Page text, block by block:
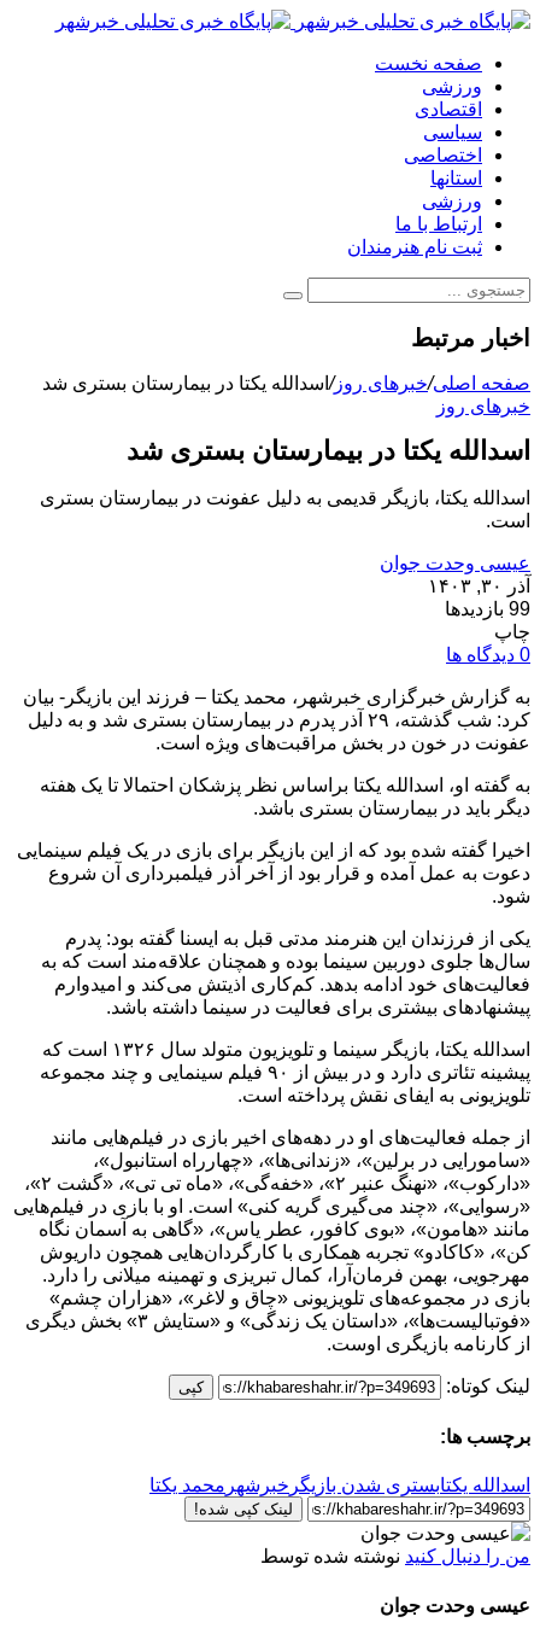
صفحه نخست
ورزشی
اقتصادی
سیاسی
اختصاصی
استانها
ورزشی
ارتباط با ما
ثبت نام هنرمندان
اخبار مرتبط
صفحه اصلی/خبرهای روز/اسدالله یکتا در بیمارستان بستری شد
خبرهای روز
اسدالله یکتا در بیمارستان بستری شد
اسدالله یکتا، بازیگر قدیمی به دلیل عفونت در بیمارستان بستری
است.
عیسی وحدت جوان
آذر ۳۰, ۱۴۰۳
99 بازدیدها
چاپ
0 دیدگاه ها
به گزارش خبرگزاری خبرشهر، محمد یکتا – فرزند این بازیگر- بیان
کرد: شب گذشته، ۲۹ آذر پدرم در بیمارستان بستری شد و به دلیل
عفونت در خون در بخش مراقبت‌های ویژه است.
به گفته او، اسدالله یکتا براساس نظر پزشکان احتمالا تا یک هفته
دیگر باید در بیمارستان بستری باشد.
اخیرا گفته شده بود که از این بازیگر برای بازی در یک فیلم سینمایی
دعوت به عمل آمده و قرار بود از آخر آذر فیلمبرداری آن شروع
شود.
یکی از فرزندان این هنرمند مدتی قبل به ایسنا گفته بود: پدرم
سال‌ها جلوی دوربین سینما بوده و همچنان علاقه‌مند است که به
فعالیت‌های خود ادامه بدهد. کم‌کاری اذیتش می‌کند و امیدوارم
پیشنهادهای بیشتری برای فعالیت در سینما داشته باشد.
اسدالله یکتا، بازیگر سینما و تلویزیون متولد سال ۱۳۲۶ است که
پیشینه تئاتری دارد و در بیش از ۹۰ فیلم سینمایی و چند مجموعه
تلویزیونی به ایفای نقش پرداخته است.
از جمله فعالیت‌های او در دهه‌های اخیر بازی در فیلم‌هایی مانند
«سامورایی در برلین»، «زندانی‌ها»، «چهارراه استانبول»،
«دارکوب»، «نهنگ عنبر ۲»، «خفه‌گی»، «ماه تی تی»، «گشت ۲»،
«رسوایی»، «چند می‌گیری گریه کنی» است. او با بازی در فیلم‌هایی
مانند «هامون»، «بوی کافور، عطر یاس»، «گاهی به آسمان نگاه
کن»، «کاکادو» تجربه همکاری با کارگردان‌هایی همچون داریوش
مهرجویی، بهمن فرمان‌آرا، کمال تبریزی و تهمینه میلانی را دارد.
بازی در مجموعه‌های تلویزیونی «چاق و لاغر»، «هزاران چشم»
«فوتبالیست‌ها»، «داستان یک زندگی» و «ستایش ۳» بخش دیگری
از کارنامه بازیگری اوست.
لینک کوتاه: کپی
برچسب ها:
اسدالله یکتابستری شدن بازیگر خبرشهر محمد یکتا
لینک کپی شده!
من را دنبال کنید نوشته شده توسط
عیسی وحدت جوان